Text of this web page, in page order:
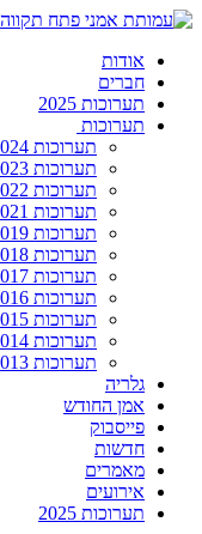
אודות
חברים
תערוכות 2025
תערוכות
תערוכות 2024
תערוכות 2023
תערוכות 2022
תערוכות 2021
תערוכות 2019
תערוכות 2018
תערוכות 2017
תערוכות 2016
תערוכות 2015
תערוכות 2014
תערוכות 2013
גלריה
אמן החודש
פייסבוק
חדשות
מאמרים
אירועים
תערוכות 2025